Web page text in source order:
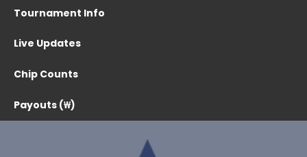
Tournament Info
Live Updates
Chip Counts
Payouts (₩)